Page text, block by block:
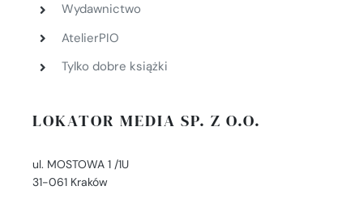
Wydawnictwo
AtelierPIO
Tylko dobre książki
LOKATOR MEDIA SP. Z O.O.
ul. MOSTOWA 1 /1U
31-061 Kraków